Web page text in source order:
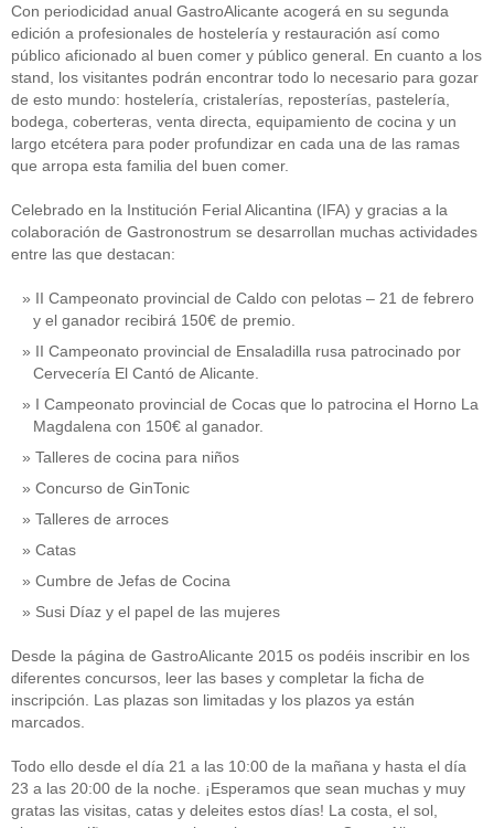
Con periodicidad anual GastroAlicante acogerá en su segunda
edición a profesionales de hostelería y restauración así como
público aficionado al buen comer y público general. En cuanto a los
stand, los visitantes podrán encontrar todo lo necesario para gozar
de esto mundo: hostelería, cristalerías, reposterías, pastelería,
bodega, coberteras, venta directa, equipamiento de cocina y un
largo etcétera para poder profundizar en cada una de las ramas
que arropa esta familia del buen comer.
Celebrado en la Institución Ferial Alicantina (IFA) y gracias a la
colaboración de Gastronostrum se desarrollan muchas actividades
entre las que destacan:
II Campeonato provincial de Caldo con pelotas – 21 de febrero
y el ganador recibirá 150€ de premio.
II Campeonato provincial de Ensaladilla rusa patrocinado por
Cervecería El Cantó de Alicante.
I Campeonato provincial de Cocas que lo patrocina el Horno La
Magdalena con 150€ al ganador.
Talleres de cocina para niños
Concurso de GinTonic
Talleres de arroces
Catas
Cumbre de Jefas de Cocina
Susi Díaz y el papel de las mujeres
Desde la página de GastroAlicante 2015 os podéis inscribir en los
diferentes concursos, leer las bases y completar la ficha de
inscripción. Las plazas son limitadas y los plazos ya están
marcados.
Todo ello desde el día 21 a las 10:00 de la mañana y hasta el día
23 a las 20:00 de la noche. ¡Esperamos que sean muchas y muy
gratas las visitas, catas y deleites estos días! La costa, el sol,